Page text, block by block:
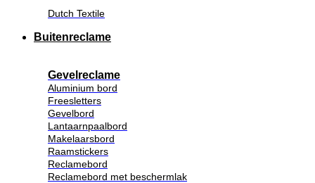
Dutch Textile
Buitenreclame
Gevelreclame
Aluminium bord
Freesletters
Gevelbord
Lantaarnpaalbord
Makelaarsbord
Raamstickers
Reclamebord
Reclamebord met beschermlak